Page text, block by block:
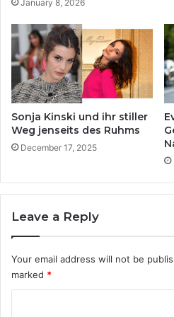
e
i
n
F
a
m
i
l
i
e
e
e
c
h
ü
r
v
e
s
o
r
b
e
F
n
,
G
January 8, 2026
Sonja Kinski und ihr stiller
Weg jenseits des Ruhms
December 17, 2025
Leave a Reply
Your email address will not be
marked *